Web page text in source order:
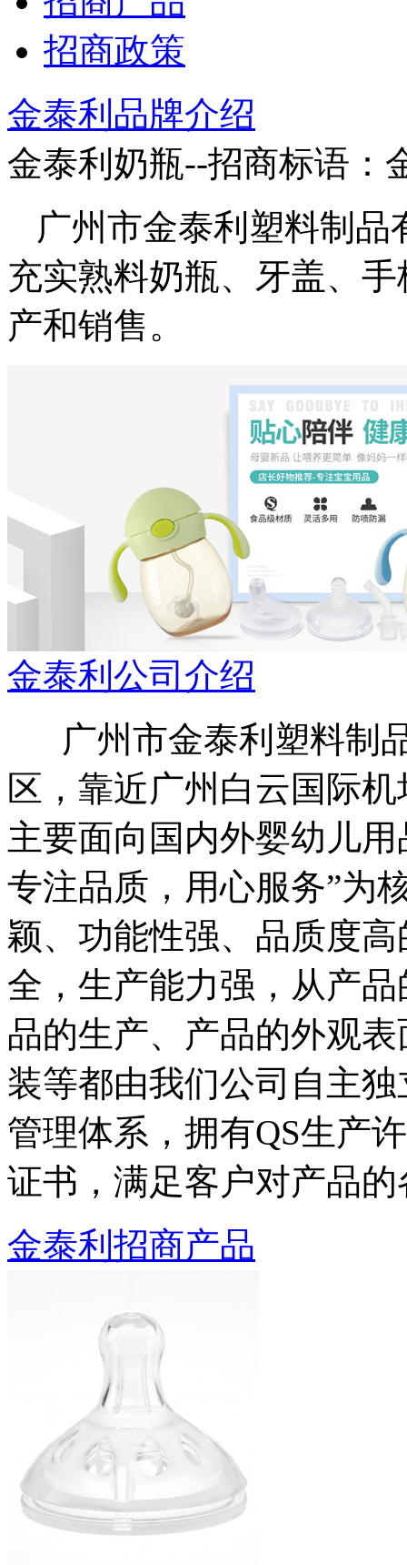
招商政策
金泰利品牌介绍
金泰利奶瓶--招商标语：
广州市金泰利塑料制品
充实熟料奶瓶、牙盖、
产和销售。
金泰利公司介绍
广州市金泰利塑料制
区，靠近广州白云国际
主要面向国内外婴幼儿
专注品质，用心服务”为
颖、功能性强、品质度
全，生产能力强，从产
品的生产、产品的外观
装等都由我们公司自主
管理体系，拥有QS生产
证书，满足客户对产品
金泰利招商产品